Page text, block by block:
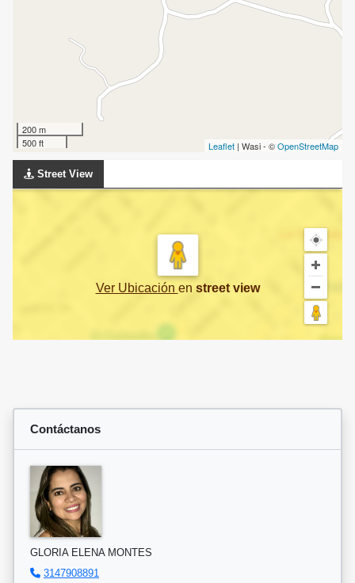
200 m
500 ft
Leaflet | Wasi - ©OpenStreetMap
Street View
Ver Ubicación en street view
Contáctanos
GLORIA ELENA MONTES
3147908891